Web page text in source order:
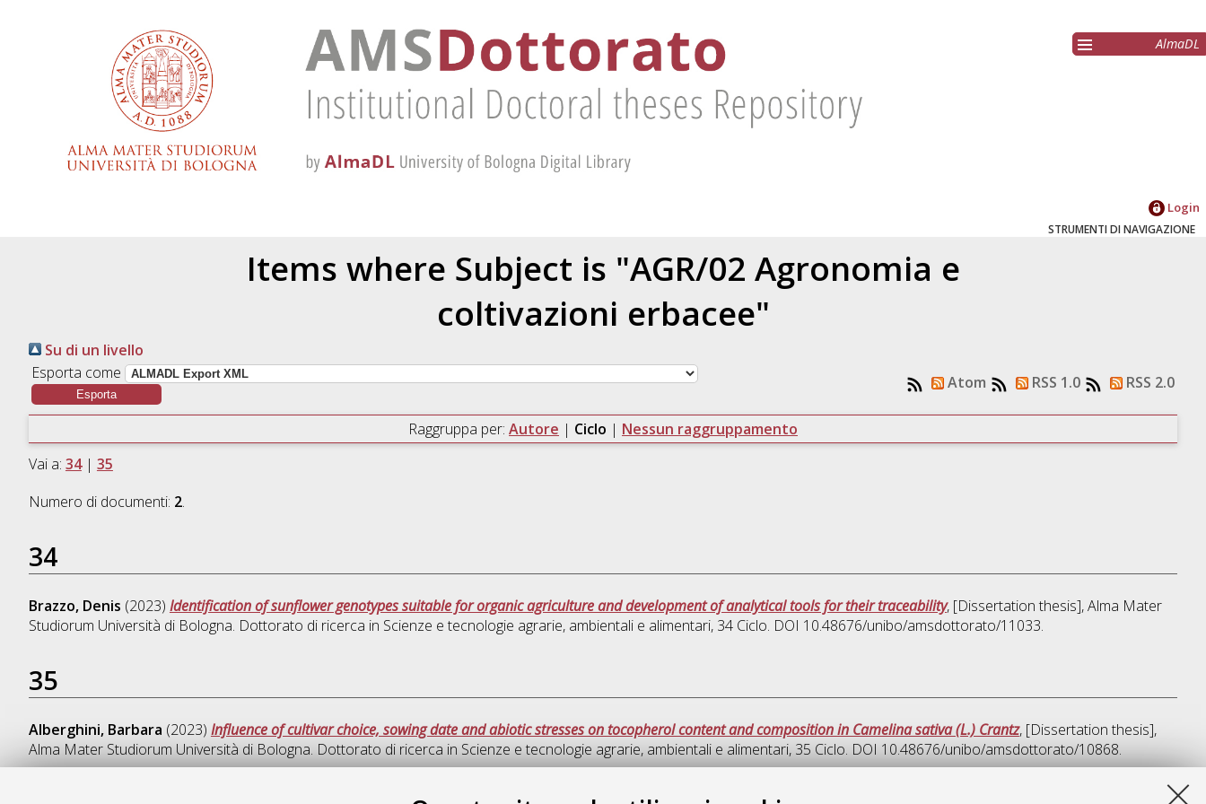
AlmaDL
Login
STRUMENTI DI NAVIGAZIONE
Items where Subject is "AGR/02 Agronomia e
coltivazioni erbacee"
Su di un livello
Esporta come
Atom RSS 1.0 RSS 2.0
Raggruppa per: Autore | Ciclo | Nessun raggruppamento
Vai a: 34| 35
Numero di documenti: 2.
34
Brazzo, Denis (2023) Identification of sunflower genotypes suitable for organic agriculture and development of analytical tools for their traceability, [Dissertation thesis], Alma Mater
Studiorum Università di Bologna. Dottorato di ricerca in Scienze e tecnologie agrarie, ambientali e alimentari, 34 Ciclo. DOI 10.48676/unibo/amsdottorato/11033.
35
Alberghini, Barbara (2023) Influence of cultivar choice, sowing date and abiotic stresses on tocopherol content and composition in Camelina sativa (L.) Crantz, [Dissertation thesis],
Alma Mater Studiorum Università di Bologna. Dottorato di ricerca in Scienze e tecnologie agrarie, ambientali e alimentari, 35 Ciclo. DOI 10.48676/unibo/amsdottorato/10868.
Questa lista e' stata generata il Wed Aug 5 20:31:25 2026 CEST.